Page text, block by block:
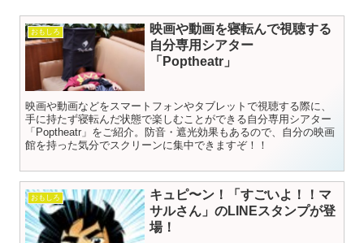
おもしろ
映画や動画を寝転んで視聴する
自分専用シアター
「Poptheatr」
映画や動画などをスマートフォンやタブレットで視聴する際に、
手に持たず寝転んだ状態で楽しむことができる自分専用シアター
「Poptheatr」をご紹介。防音・遮光効果もあるので、自分の映画
館を持った気分でスクリーンに集中できますぞ！！
おもしろ
キュピ〜ン！「すごいよ！！マ
サルさん」のLINEスタンプが登
場！